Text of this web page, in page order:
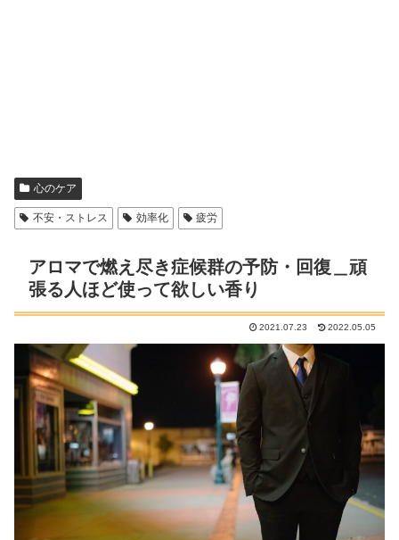
心のケア
不安・ストレス 効率化 疲労
アロマで燃え尽き症候群の予防・回復＿頑
張る人ほど使って欲しい香り
2021.07.23 2022.05.05